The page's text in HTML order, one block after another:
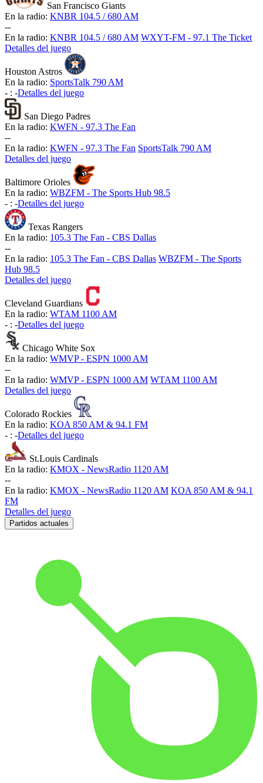
San Francisco Giants
En la radio: KNBR 104.5 / 680 AM
--
En la radio: KNBR 104.5 / 680 AM WXYT-FM - 97.1 The Ticket
Detalles del juego
Houston Astros
En la radio: SportsTalk 790 AM
- : -Detalles del juego
San Diego Padres
En la radio: KWFN - 97.3 The Fan
--
En la radio: KWFN - 97.3 The Fan SportsTalk 790 AM
Detalles del juego
Baltimore Orioles
En la radio: WBZFM - The Sports Hub 98.5
- : -Detalles del juego
Texas Rangers
En la radio: 105.3 The Fan - CBS Dallas
--
En la radio: 105.3 The Fan - CBS Dallas WBZFM - The Sports
Hub 98.5
Detalles del juego
Cleveland Guardians
En la radio: WTAM 1100 AM
- : -Detalles del juego
Chicago White Sox
En la radio: WMVP - ESPN 1000 AM
--
En la radio: WMVP - ESPN 1000 AM WTAM 1100 AM
Detalles del juego
Colorado Rockies
En la radio: KOA 850 AM & 94.1 FM
- : -Detalles del juego
St.Louis Cardinals
En la radio: KMOX - NewsRadio 1120 AM
--
En la radio: KMOX - NewsRadio 1120 AM KOA 850 AM & 94.1
FM
Detalles del juego
Partidos actuales